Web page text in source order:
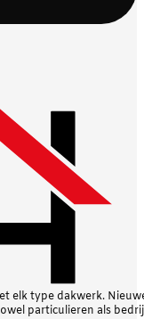
elk type dakwerk.
particulieren als